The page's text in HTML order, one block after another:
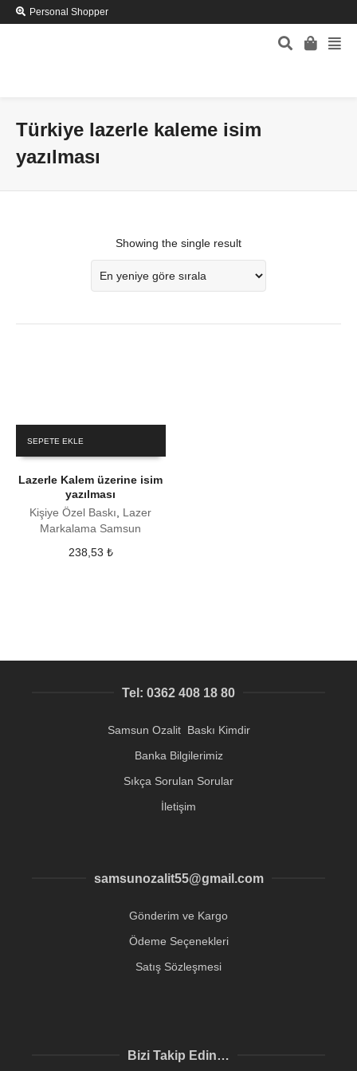
Personal Shopper
Türkiye lazerle kaleme isim
yazılması
Showing the single result
SEPETE EKLE
Lazerle Kalem üzerine isim
yazılması
Kişiye Özel Baskı
Lazer
Markalama Samsun
238,53 ₺
Tel: 0362 408 18 80
Samsun Ozalit Baskı Kimdir
Banka Bilgilerimiz
Sıkça Sorulan Sorular
İletişim
samsunozalit55@gmail.com
Gönderim ve Kargo
Ödeme Seçenekleri
Satış Sözleşmesi
Bizi Takip Edin…